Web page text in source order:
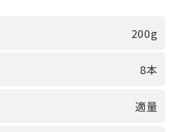
200g
8本
適量